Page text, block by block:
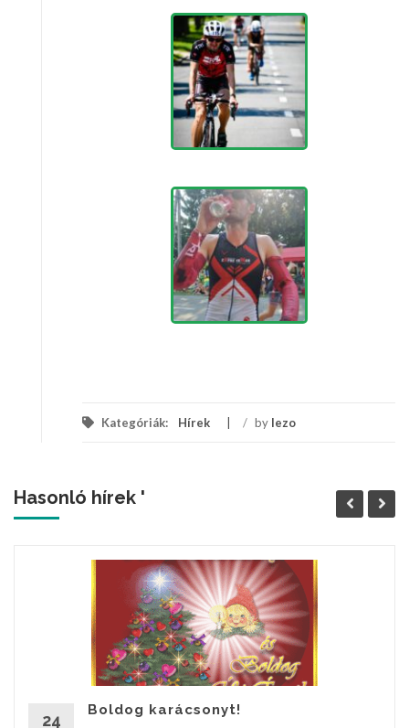
Kategóriák: Hírek / by lezo
Hasonló hírek '
24
Boldog karácsonyt!